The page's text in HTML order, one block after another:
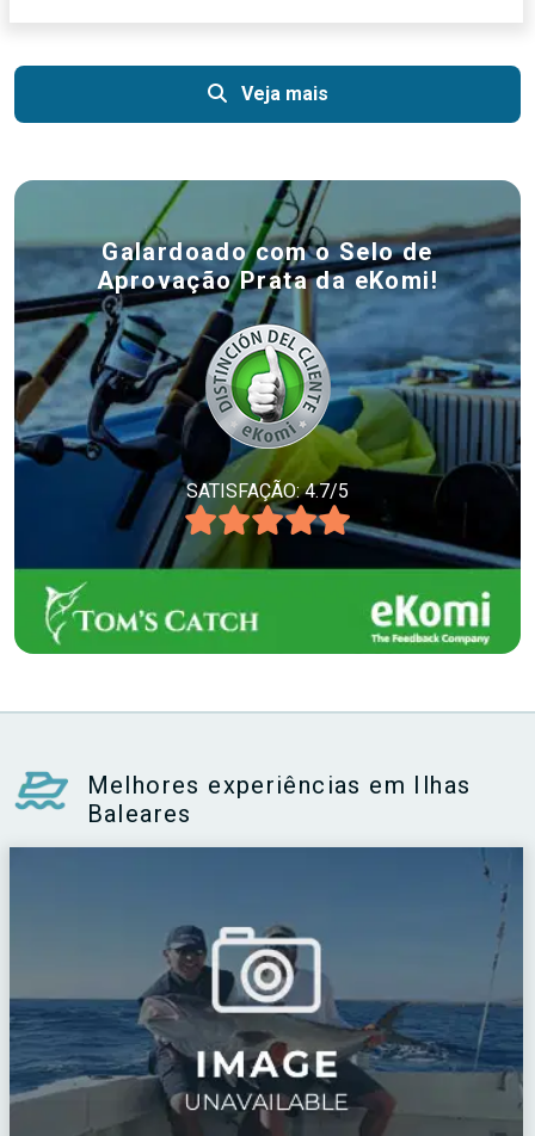
Veja mais
Galardoado com o Selo de
Aprovação Prata da eKomi!
SATISFAÇÃO: 4.7/5
Melhores experiências em Ilhas
Baleares